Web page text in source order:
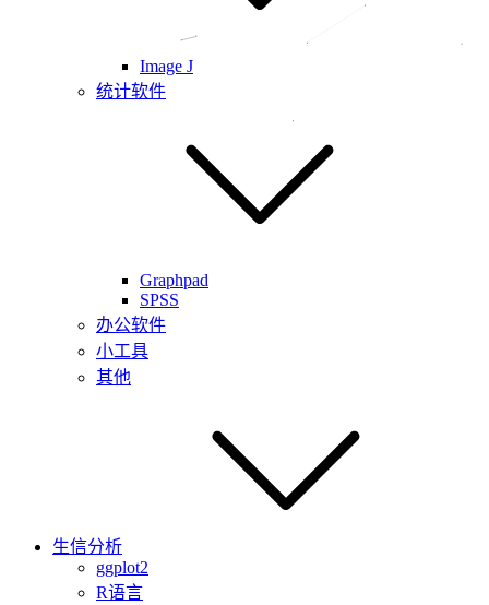
Image J
统计软件
Graphpad
SPSS
办公软件
小工具
其他
生信分析
ggplot2
R语言